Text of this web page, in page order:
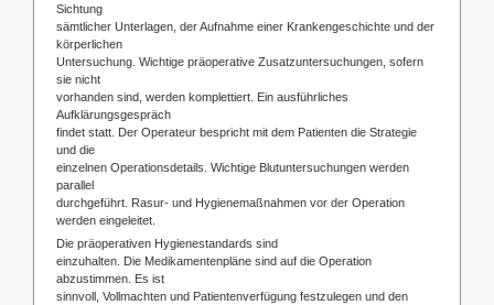
Sichtung
sämtlicher Unterlagen, der Aufnahme einer Krankengeschichte und der
körperlichen
Untersuchung. Wichtige präoperative Zusatzuntersuchungen, sofern
sie nicht
vorhanden sind, werden komplettiert. Ein ausführliches
Aufklärungsgespräch
findet statt. Der Operateur bespricht mit dem Patienten die Strategie
und die
einzelnen Operationsdetails. Wichtige Blutuntersuchungen werden
parallel
durchgeführt. Rasur- und Hygienemaßnahmen vor der Operation
werden eingeleitet.
Die präoperativen Hygienestandards sind
einzuhalten. Die Medikamentenpläne sind auf die Operation
abzustimmen. Es ist
sinnvoll, Vollmachten und Patientenverfügung festzulegen und den